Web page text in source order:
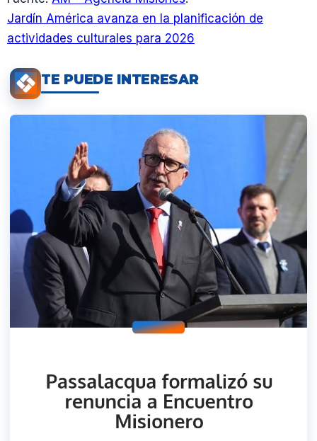
Jardín América avanza en la planificación de
actividades culturales para 2026
TE PUEDE INTERESAR